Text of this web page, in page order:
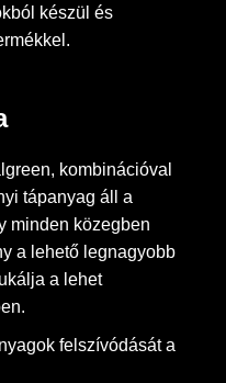
készül és
kombinációval
tápanyag áll a
minden közegben
a lehető legnagyobb
a lehet
felszívódását a